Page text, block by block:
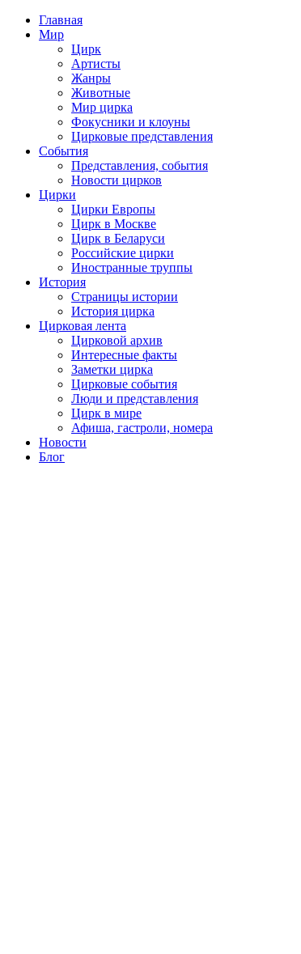
Главная
Мир
Цирк
Артисты
Жанры
Животные
Мир цирка
Фокусники и клоуны
Цирковые представления
События
Представления, события
Новости цирков
Цирки
Цирки Европы
Цирк в Москве
Цирк в Беларуси
Российские цирки
Иностранные труппы
История
Страницы истории
История цирка
Цирковая лента
Цирковой архив
Интересные факты
Заметки цирка
Цирковые события
Люди и представления
Цирк в мире
Афиша, гастроли, номера
Новости
Блог